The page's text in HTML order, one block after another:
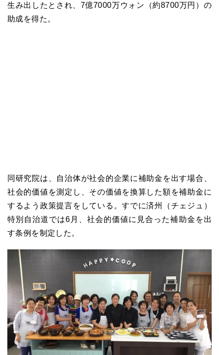
生み出したとされ、7億7000万ウォン（約8700万円）の
助成を得た。
同研究院は、自治体が社会的企業に補助金を出す場合、
社会的価値を測定し、その価値を換算した額を補助金に
するよう政策提言をしている。すでに済州（チェジュ）
特別自治道では6月、社会的価値に見合った補助金を出
す条例を制定した。